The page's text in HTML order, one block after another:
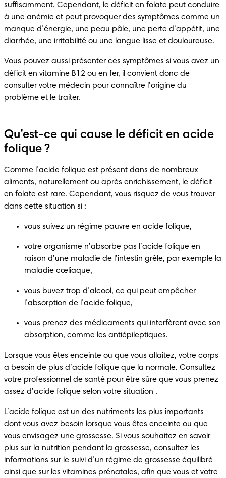
suffisamment. Cependant, le déficit en folate peut conduire
à une anémie et peut provoquer des symptômes comme un
manque d’énergie, une peau pâle, une perte d’appétit, une
diarrhée, une irritabilité ou une langue lisse et douloureuse.
Vous pouvez aussi présenter ces symptômes si vous avez un
déficit en vitamine B12 ou en fer, il convient donc de
consulter votre médecin pour connaître l’origine du
problème et le traiter.
Qu’est-ce qui cause le déficit en acide
folique ?
Comme l’acide folique est présent dans de nombreux
aliments, naturellement ou après enrichissement, le déficit
en folate est rare. Cependant, vous risquez de vous trouver
dans cette situation si :
vous suivez un régime pauvre en acide folique,
votre organisme n’absorbe pas l’acide folique en
raison d’une maladie de l’intestin grêle, par exemple la
maladie cœliaque,
vous buvez trop d’alcool, ce qui peut empêcher
l’absorption de l’acide folique,
vous prenez des médicaments qui interfèrent avec son
absorption, comme les antiépileptiques.
Lorsque vous êtes enceinte ou que vous allaitez, votre corps
a besoin de plus d’acide folique que la normale. Consultez
votre professionnel de santé pour être sûre que vous prenez
assez d’acide folique selon votre situation .
L’acide folique est un des nutriments les plus importants
dont vous avez besoin lorsque vous êtes enceinte ou que
vous envisagez une grossesse. Si vous souhaitez en savoir
plus sur la nutrition pendant la grossesse, consultez les
informations sur le suivi d’un régime de grossesse équilibré
ainsi que sur les vitamines prénatales, afin que vous et votre